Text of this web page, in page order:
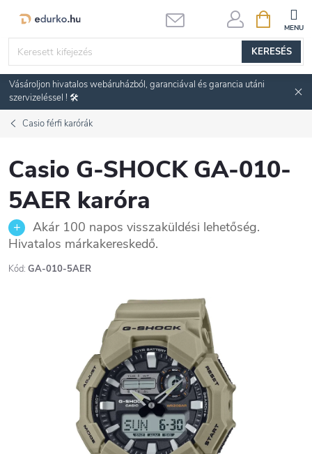
KERESÉS
KOSÁR
Vásároljon hivatalos webáruházból, garanciával és garancia utáni
szervizeléssel ! 🛠️
Casio férfi karórák
Casio G-SHOCK GA-010-
5AER karóra
Akár 100 napos visszaküldési lehetőség.
Hivatalos márkakereskedő.
Kód: GA-010-5AER